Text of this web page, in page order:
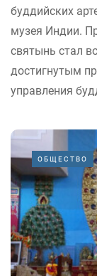
буддийских
музея Индии.
святынь стал
достигнутым
управления
ОБЩЕСТВО